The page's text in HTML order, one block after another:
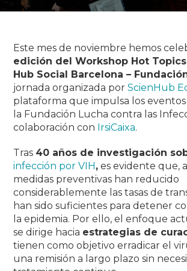
Este mes de noviembre hemos
edición del Workshop Hot
Hub Social Barcelona –
jornada organizada porScienHub
plataforma que impulsa los
la Fundación Lucha contra las
colaboración con IrsiCaixa.
Tras 40 años de investigación
infección por VIH, es evidente que,
medidas preventivas han reducido
considerablemente las tasas de
han sido suficientes para detener
la epidemia. Por ello, el enfoque
se dirige hacia estrategias de
tienen como objetivo erradicar el
una remisión a largo plazo sin